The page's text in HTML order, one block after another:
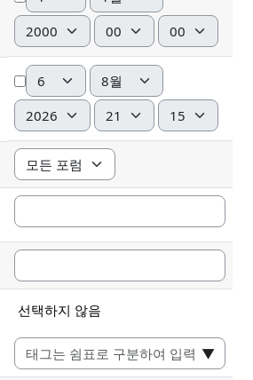
년
시 분
일
월
년
시 분
Selected items:
선택하지 않음
▼